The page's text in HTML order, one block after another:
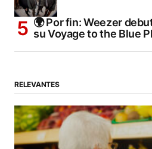
🌍 Por fin: Weezer
su Voyage to the Blue
RELEVANTES